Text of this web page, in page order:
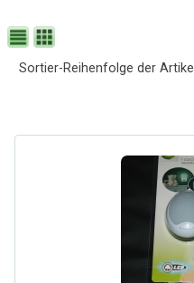
Sortier-Reihenfolge der Artikel